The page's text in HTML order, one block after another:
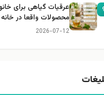
عرقیات گیاهی برای خانواده؛ کدام
محصولات واقعا در خانه کاربرد
دارند؟
2026-07-12